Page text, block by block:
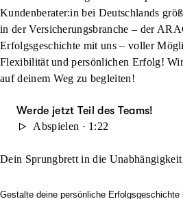
Kundenberater:in bei Deutschlands
in der Versicherungsbranche – der
Erfolgsgeschichte mit uns – voller
Flexibilität und persönlichen Erfolg!
auf deinem Weg zu begleiten!
Werde jetzt Teil des Teams!
Abspielen · 1:22
Dein Sprungbrett in die Unabhängigkeit
Gestalte deine persönliche Erfolgsgeschichte